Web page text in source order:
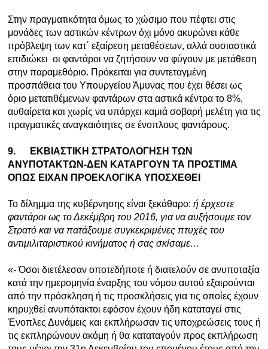
Στην πραγματικότητα όμως το χώσιμο που πέφτει στις
μονάδες των αστικών κέντρων όχι μόνο ακυρώνει κάθε
πρόβλεψη των κατ΄ εξαίρεση μεταθέσεων, αλλά ουσιαστικά
επιδιώκει οι φαντάροι να ζητήσουν να φύγουν με μετάθεση
στην παραμεθόριο. Πρόκειται για συντεταγμένη
προσπάθεια του Υπουργείου Άμυνας που έχει θέσει ως
όριο μετατιθέμενων φαντάρων στα αστικά κέντρα το 8%,
αυθαίρετα και χωρίς να υπάρχει καμιά σοβαρή μελέτη για τις
πραγματικές αναγκαιότητες σε ένοπλους φαντάρους.
9.
ΕΚΒΙΑΣΤΙΚΗ ΣΤΡΑΤΟΛΟΓΗΣΗ ΤΩΝ
ΑΝΥΠΟΤΑΚΤΩΝ-ΔΕΝ ΚΑΤΑΡΓΟΥΝ ΤΑ ΠΡΟΣΤΙΜΑ
ΟΠΩΣ ΕΙΧΑΝ ΠΡΟΕΚΛΟΓΙΚΑ ΥΠΟΣΧΕΘΕΙ
Το δίλημμα της κυβέρνησης είναι ξεκάθαρο: ή έρχεστε
φαντάροι ως το Δεκέμβρη του 2016, για να αυξήσουμε τον
Στρατό και να πατάξουμε συγκεκριμένες πτυχές του
αντιμιλιταριστικού κινήματος ή σας σκίσαμε…
«- Όσοι διετέλεσαν οποτεδήποτε ή διατελούν σε ανυποταξία
κατά την ημερομηνία έναρξης του νόμου αυτού εξαιρούνται
από την πρόσκληση ή τις προσκλήσεις για τις οποίες έχουν
κηρυχθεί ανυπότακτοι εφόσον έχουν ήδη καταταγεί στις
Ένοπλες Δυνάμεις και εκπλήρωσαν τις υποχρεώσεις τους ή
τις εκπληρώνουν ακόμη ή θα καταταγούν προς εκπλήρωση